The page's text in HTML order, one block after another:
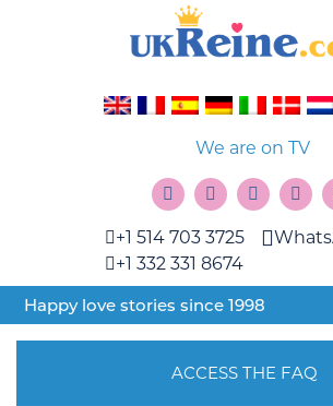
We are on TV
+1 514 703 3725
+1 332 331 8674
Happy love stories since 1998
ACCESS THE FAQ